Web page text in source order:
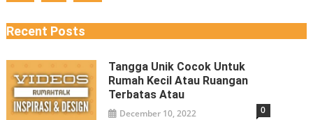
Recent Posts
Tangga Unik Cocok Untuk
Rumah Kecil Atau Ruangan
Terbatas Atau
December 10, 2022 0